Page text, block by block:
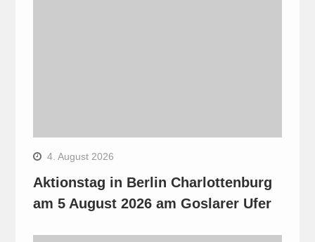
4. August 2026
Aktionstag in Berlin Charlottenburg
am 5 August 2026 am Goslarer Ufer